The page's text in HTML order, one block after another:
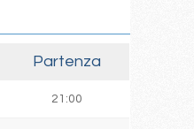
Partenza
21:00